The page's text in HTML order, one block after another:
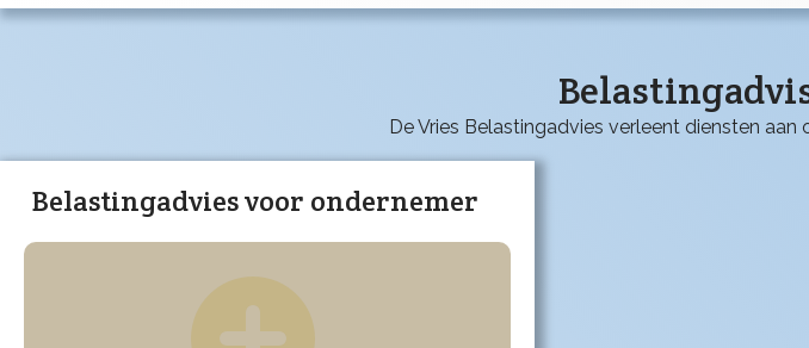
De Vries Belastingadvies verleent diensten aan
Belastingadvies voor ondernemer